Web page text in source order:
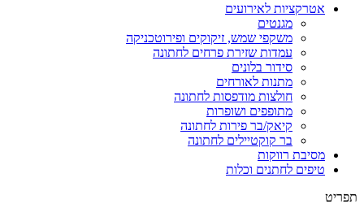
אטרקציות לאירועים
מגנטים
משקפי שמש, זיקוקים ופירוטכניקה
עמדות שזירת פרחים לחתונה
סידור בלונים
מתנות לאורחים
חולצות מודפסות לחתונה
מתופפים ושופרות
קיאק/בר פירות לחתונה
בר קוקטיילים לחתונה
מסיבת רווקות
טיפים לחתנים וכלות
תפריט